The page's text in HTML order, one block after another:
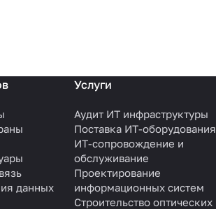
данных
Услуги
Аудит ИТ инфраструктуры
Поставка ИТ-оборудования
ИТ-сопровождение и
обслуживание
Проектирование
информационных систем
Строительство оптических